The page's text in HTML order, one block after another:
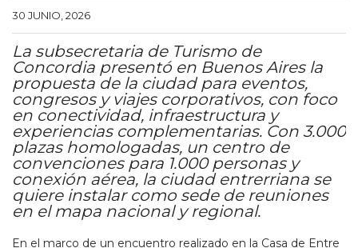
30 JUNIO, 2026
La subsecretaria de Turismo de
Concordia presentó en Buenos Aires la
propuesta de la ciudad para eventos,
congresos y viajes corporativos, con foco
en conectividad, infraestructura y
experiencias complementarias. Con 3.000
plazas homologadas, un centro de
convenciones para 1.000 personas y
conexión aérea, la ciudad entrerriana se
quiere instalar como sede de reuniones
en el mapa nacional y regional.
En el marco de un encuentro realizado en la Casa de Entre